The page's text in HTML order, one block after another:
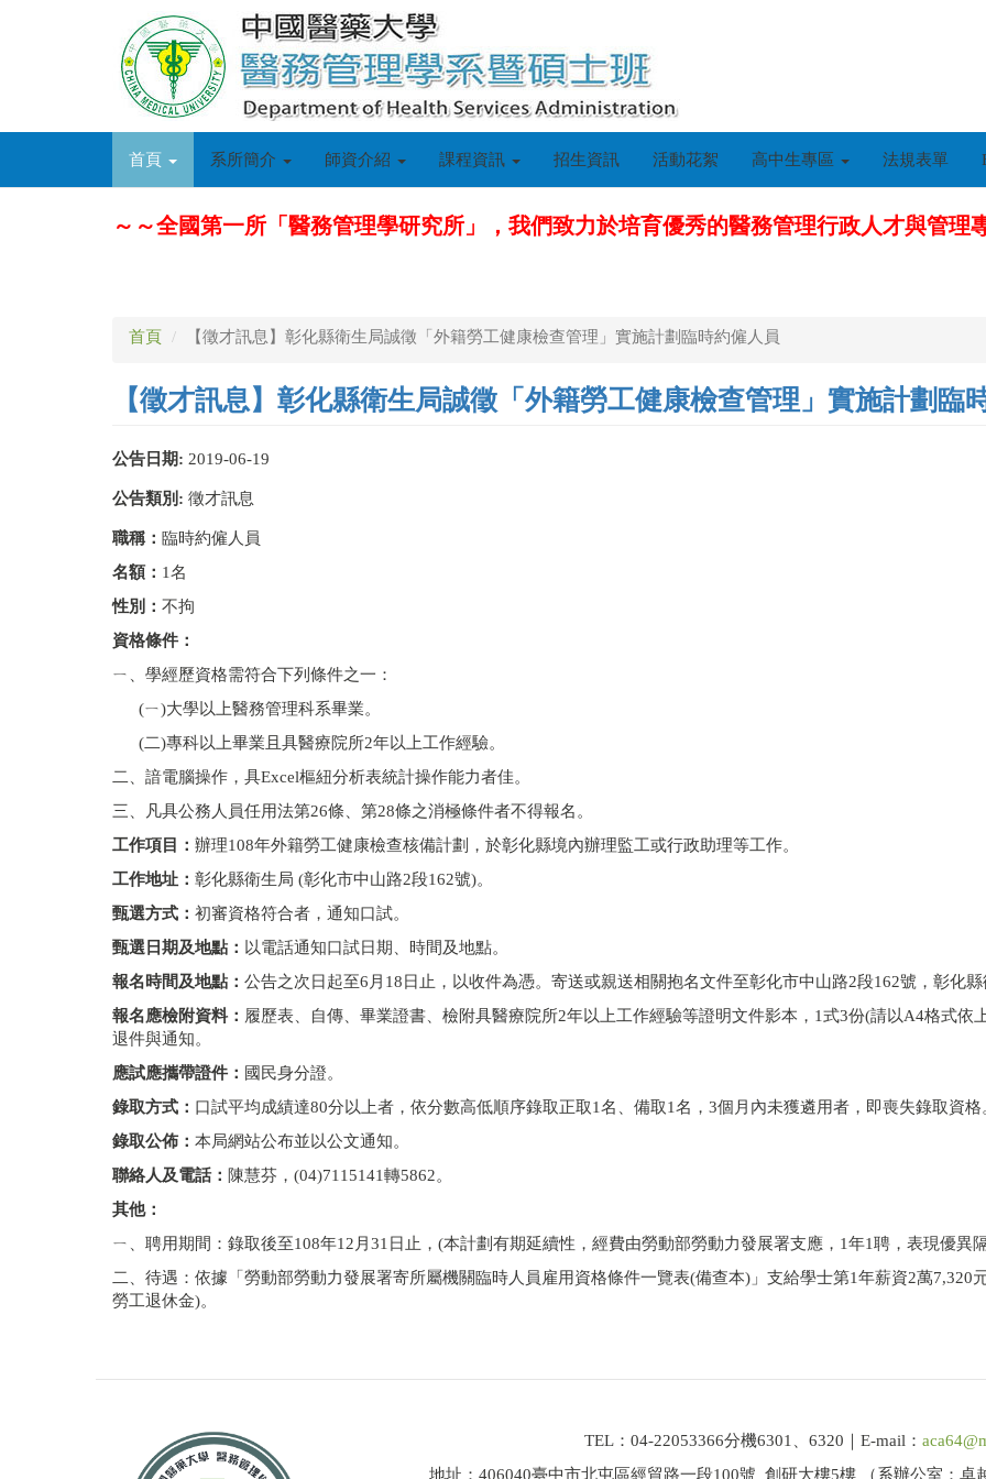
首頁 系所簡介 師資介紹 課程資訊 招生資訊 活動花絮 高中生專區 法規表單
～～全國第一所「醫務管理學研究所」，我們致力於培育優秀的醫務管理行政人才與管理
首頁 【徵才訊息】彰化縣衛生局誠徵「外籍勞工健康檢查管理」實施計劃臨時約僱人員
【徵才訊息】彰化縣衛生局誠徵「外籍勞工健康檢查管理」實施計劃臨
公告日期: 2019-06-19
公告類別: 徵才訊息
職稱： 臨時約僱人員
名額： 1名
性別： 不拘
資格條件：
ㄧ、學經歷資格需符合下列條件之一：
(ㄧ)大學以上醫務管理科系畢業。
(二)專科以上畢業且具醫療院所2年以上工作經驗。
二、諳電腦操作，具Excel樞紐分析表統計操作能力者佳。
三、凡具公務人員任用法第26條、第28條之消極條件者不得報名。
工作項目： 辦理108年外籍勞工健康檢查核備計劃，於彰化縣境內辦理監工或行政助理等工作。
工作地址： 彰化縣衛生局 (彰化市中山路2段162號)。
甄選方式： 初審資格符合者，通知口試。
甄選日期及地點： 以電話通知口試日期、時間及地點。
報名時間及地點： 公告之次日起至6月18日止，以收件為憑。寄送或親送相關抱名文件至彰化市中山路2段162號，彰化縣
報名應檢附資料： 履歷表、自傳、畢業證書、檢附具醫療院所2年以上工作經驗等證明文件影本，1式3份(請以A4格式依
退件與通知。
應試應攜帶證件： 國民身分證。
錄取方式： 口試平均成績達80分以上者，依分數高低順序錄取正取1名、備取1名，3個月內未獲遴用者，即喪失錄取資
錄取公佈： 本局網站公布並以公文通知。
聯絡人及電話： 陳慧芬，(04)7115141轉5862。
其他：
ㄧ、聘用期間：錄取後至108年12月31日止，(本計劃有期延續性，經費由勞動部勞動力發展署支應，1年1聘，表現優異
二、待遇：依據「勞動部勞動力發展署寄所屬機關臨時人員雇用資格條件一覽表(備查本)」支給學士第1年薪資2萬7,320
勞工退休金)。
TEL：04-22053366分機6301、6320｜E-mail：
地址：406040臺中市北屯區經貿路一段100號 創研大樓5樓 （系辦公室：卓